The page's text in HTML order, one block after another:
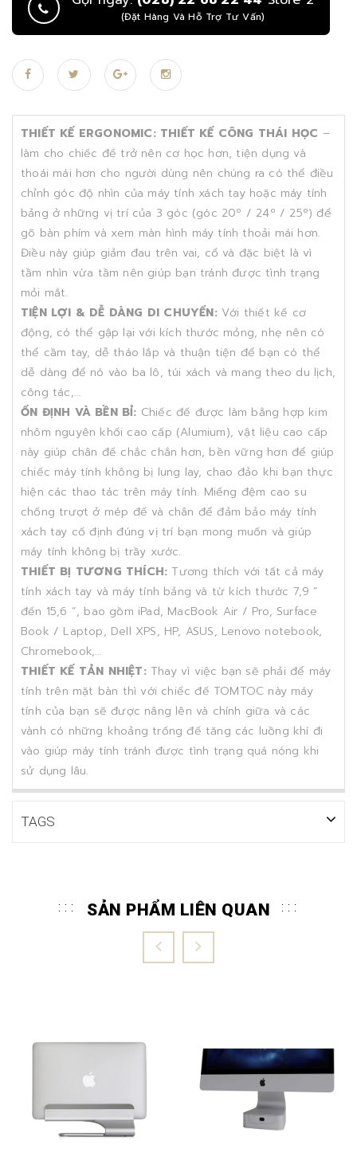
(Đặt Hàng Và Hỗ Trợ Tư Vấn)
THIẾT KẾ ERGONOMIC: THIẾT KẾ CÔNG THÁI HỌC –
làm cho chiếc đế trở nên cơ học hơn, tiện dụng và
thoái mái hơn cho người dùng nên chúng ra có thể điều
chỉnh góc độ nhìn của máy tính xách tay hoặc máy tính
bảng ở những vị trí của 3 góc (góc 20º / 24º / 25º) để
gõ bàn phím và xem màn hình máy tính thoải mái hơn.
Điều này giúp giảm đau trên vai, cổ và đặc biệt là vì
tầm nhìn vừa tầm nên giúp bạn tránh được tình trạng
mỏi mắt.
TIỆN LỢI & DỄ DÀNG DI CHUYỂN:Với thiết kế cơ
động, có thể gập lại với kích thước mỏng, nhẹ nên có
thể cầm tay, dễ tháo lắp và thuận tiện để bạn có thể
dễ dàng để nó vào ba lô, túi xách và mang theo du lịch,
công tác,…
ỔN ĐỊNH VÀ BỀN BỈ: Chiếc đế được làm bằng hợp kim
nhôm nguyên khối cao cấp (Alumium), vật liệu cao cấp
này giúp chân đế chắc chắn hơn, bền vững hơn để giúp
chiếc máy tính không bị lung lay, chao đảo khi bạn thực
hiện các thao tác trên máy tính. Miếng đệm cao su
chống trượt ở mép đế và chân để đảm bảo máy tính
xách tay cố định đúng vị trí bạn mong muốn và giúp
máy tính không bị trầy xước.
THIẾT BỊ TƯƠNG THÍCH: Tương thích với tất cả máy
tính xách tay và máy tính bảng và từ kích thước 7,9 ”
đến 15,6 “, bao gồm iPad, MacBook Air / Pro, Surface
Book / Laptop, Dell XPS, HP, ASUS, Lenovo notebook,
Chromebook,…
THIẾT KẾ TẢN NHIỆT:Thay vì việc bạn sẽ phải để máy
tính trên mặt bàn thì với chiếc đế TOMTOC này máy
tính của bạn sẽ được nâng lên và chính giữa và các
vành có những khoảng trống đế tăng các luồng khí đi
vào giúp máy tính tránh được tình trạng quá nóng khi
sử dụng lâu.
TAGS
SẢN PHẨM LIÊN QUAN